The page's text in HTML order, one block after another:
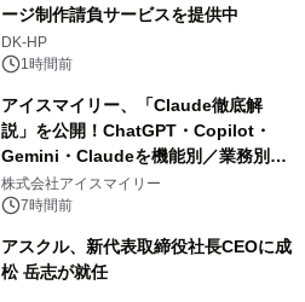
ージ制作請負サービスを提供中
DK-HP
1時間前
アイスマイリー、「Claude徹底解
説」を公開！ChatGPT・Copilot・
Gemini・Claudeを機能別／業務別に
比較―自社に合う生成AIの選び方がわ
かる実践ガイド
株式会社アイスマイリー
7時間前
アスクル、新代表取締役社長CEOに成
松 岳志が就任